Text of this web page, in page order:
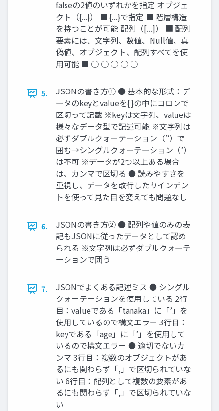
falseの2値のいずれかを指定 オブジェ
クト（{...}） ■ {...}で指定 ■ 階層構造
を持つことが可能 配列（[...]） ■ 配列
要素には、文字列、数値、Null値、真
偽値、オブジェクト、配列すべてを使
用可能 ■ ○ ○ ○ ○ ○
5.
JSONの書き方① ● 基本的な形式：デ
ータのkeyとvalueを{ }の中にコロンで
区切って記載 ※keyは文字列、valueは
様々なデータ型で記述可能 ※文字列は
必ずダブルクォーテーション（”）で
囲む→シングルクォーテーション（’）
は不可 ※データが2つ以上ある場合
は、カンマで区切る ● 読みやすさを
重視し、データを改行したりインデン
トを使って見た目を変えても問題なし
6.
JSONの書き方② ● 配列や値のみの表
記もJSONに従ったデータとして認め
られる ※文字列は必ずダブルクォーテ
ーションで囲う
7.
JSONでよくある記述ミス ● シングル
クォーテーションを使用している 2行
目：valueである「tanaka」に「’」を
使用しているので構文エラー 3行目：
keyである「age」に「’」を使用して
いるので構文エラー ● 適切でないカ
ンマ 3行目：複数のオブジェクトがあ
るにも関わらず「,」で区切られていな
い 6行目：配列として複数の要素があ
るにも関わらず「,」で区切られていな
い